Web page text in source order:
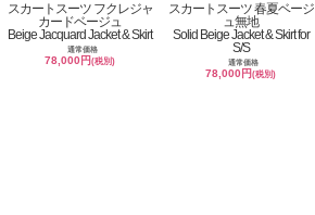
スカートスーツ フクレジャ
カードベージュ
Beige Jacquard Jacket & Skirt
通常価格
78,000円(税別)
スカートスーツ 春夏ベージ
ュ無地
Solid Beige Jacket & Skirt for
S/S
通常価格
78,000円(税別)